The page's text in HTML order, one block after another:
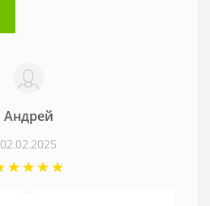
Андрей
02.02.2025